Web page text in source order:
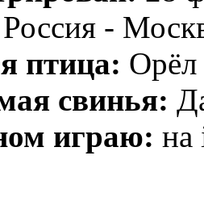
Россия -
птица:
свинья:
играю: на